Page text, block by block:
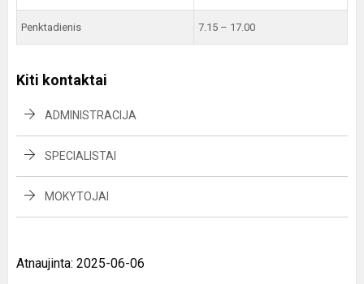
Penktadienis 7.15 – 17.00
Kiti kontaktai
ADMINISTRACIJA
SPECIALISTAI
MOKYTOJAI
Atnaujinta: 2025-06-06